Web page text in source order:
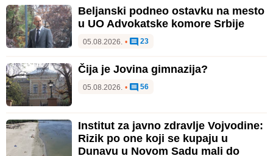
Beljanski podneo ostavku na mesto
u UO Advokatske komore Srbije
05.08.2026. • 23
Čija je Jovina gimnazija?
05.08.2026. • 56
Institut za javno zdravlje Vojvodine:
Rizik po one koji se kupaju u
Dunavu u Novom Sadu mali do